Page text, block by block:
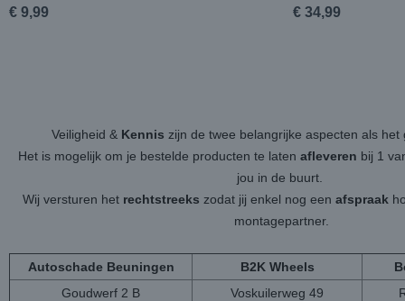
€ 9,99 € 34,99
Veiligheid & Kennis zijn de twee belangrijke aspecten als
Het is mogelijk om je bestelde producten te laten afleveren bij 1
jou in de buurt.
Wij versturen het rechtstreeks zodat jij enkel nog een afspraak
montagepartner.
Autoschade Beuningen B2K Wheels
Goudwerf 2 B
Voskuilerweg 49